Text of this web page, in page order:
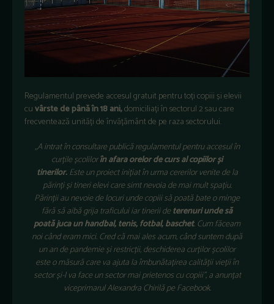
Regulamentul prevede accesul gratuit pentru toți copiii și elevii
cuvârste de până în 18 ani,domiciliați în sectorul 2 sau care
frecventează unități de învățământ de pe raza sectorului.
„A intrat în consultare publică regulamentul pentru accesul în
curțile școlilorîn afara orelor de curs al copiilor și
tinerilor.Este un proiect inițiat în urma cererilor venite de la
părinți și tineri elevi care simt nevoia de mai mult spațiu.
Părinții au nevoie de locuri unde copiii să poată bate o minge
fără să aibă grija traficului iar tinerii deterenuri unde să
poată juca un handbal, tenis, fotbal, baschet. Cum făceam
noi când eram mici. Cred că mai ales acum, când suntem după
un an de pandemie și restricții, deschiderea curților școlilor
este o măsură care va ajuta la îmbunătațirea calității vieții în
sector și-l va face un sector mai prietenos cu copiii”, a anunțat
viceprimarul Alexandra Chirilă pe Facebook.